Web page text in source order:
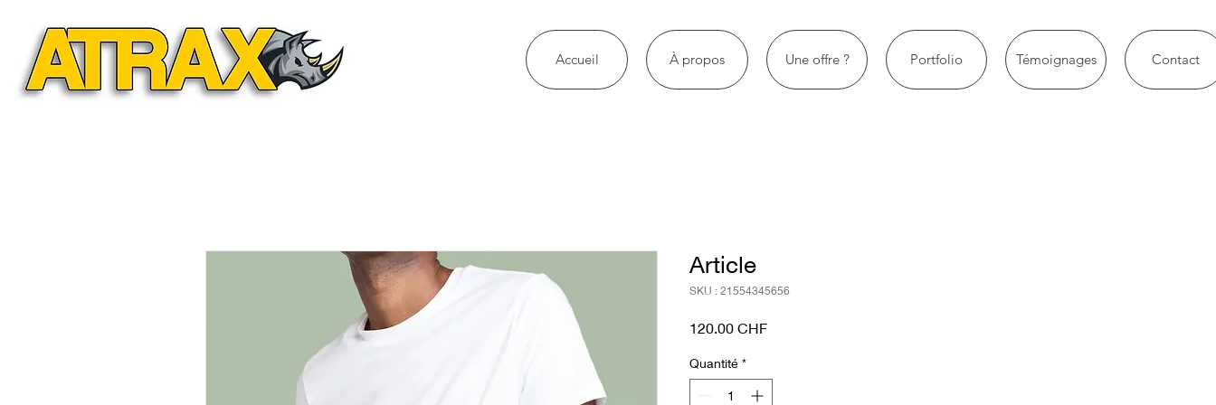
Accueil À propos Une offre ? Portfolio Témoignages Contact
Article
SKU : 21554345656
120.00 CHFPrix
Quantité *